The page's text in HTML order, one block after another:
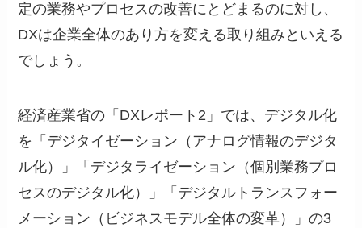
定の業務やプロセスの改善にとどまるのに対し、
DXは企業全体のあり方を変える取り組みといえる
でしょう。
経済産業省の「DXレポート2」では、デジタル化
を「デジタイゼーション（アナログ情報のデジタ
ル化）」「デジタライゼーション（個別業務プロ
セスのデジタル化）」「デジタルトランスフォー
メーション（ビジネスモデル全体の変革）」の3